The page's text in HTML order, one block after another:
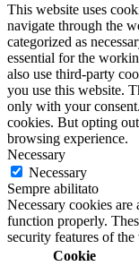
This website uses
navigate through the
categorized as
essential for the
also use third-party
you use this website.
only with your
cookies. But opting
browsing experience.
Necessary
Necessary
Sempre abilitato
Necessary cookies
function properly.
security features of
Cookie